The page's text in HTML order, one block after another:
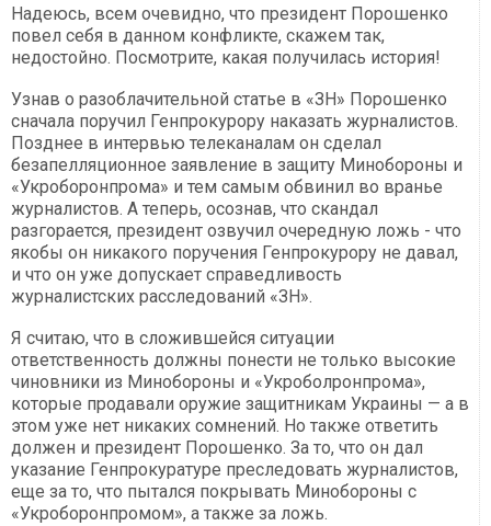
Надеюсь, всем очевидно, что президент Порошенко
повел себя в данном конфликте, скажем так,
недостойно. Посмотрите, какая получилась история!
Узнав о разоблачительной статье в «ЗН» Порошенко
сначала поручил Генпрокурору наказать журналистов.
Позднее в интервью телеканалам он сделал
безапелляционное заявление в защиту Минобороны и
«Укроборонпрома» и тем самым обвинил во вранье
журналистов. А теперь, осознав, что скандал
разгорается, президент озвучил очередную ложь - что
якобы он никакого поручения Генпрокурору не давал,
и что он уже допускает справедливость
журналистских расследований «ЗН».
Я считаю, что в сложившейся ситуации
ответственность должны понести не только высокие
чиновники из Минобороны и «Укроболронпрома»,
которые продавали оружие защитникам Украины — а в
этом уже нет никаких сомнений. Но также ответить
должен и президент Порошенко. За то, что он дал
указание Генпрокуратуре преследовать журналистов,
еще за то, что пытался покрывать Минобороны с
«Укроборонпромом», а также за ложь.